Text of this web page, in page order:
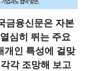
금융신문은 자본
심히 뛰는 주요
개인 특성에 걸맞
각 조망해 보고